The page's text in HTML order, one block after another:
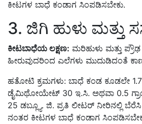
ಕೀಟಗಳ ಬಾಧೆ ಕಂಡಾಗ ಸಿಂಪಡಿಸಬೇಕು.
3. ಜಿಗಿ ಹುಳು ಮತ್ತು
ಕೀಟಬಾಧೆಯ ಲಕ್ಷಣ: ಮರಿಹುಳು ಮತ್ತು
ಹೀರುವುದರಿಂದ ಎಲೆಗಳು ಮುದುಡಿದಂತೆ
ಹತೋಟಿ ಕ್ರಮಗಳು: ಬಾಧೆ ಕಂಡ ಕೂಡಲೇ
ಡೈಮಿಥೋಯೇಟ್ 30 ಇ.ಸಿ. ಅಥವಾ 0.5
25 ಡಬ್ಲ್ಯೂ. ಜಿ. ಪ್ರತಿ ಲೀಟರ್ ನೀರಿನಲ್ಲಿ ಬೆರೆಸಿ
ನಂತರ ಕೀಟಗಳ ಬಾಧೆ ಕಂಡಾಗ